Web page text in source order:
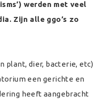
werden met veel
Zijn alle ggo’s zo
plant, dier, bacterie, etc)
een gerichte en
heeft aangebracht